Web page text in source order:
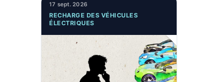
17 sept. 2026
RECHARGE DES VÉHICULES
ÉLECTRIQUES